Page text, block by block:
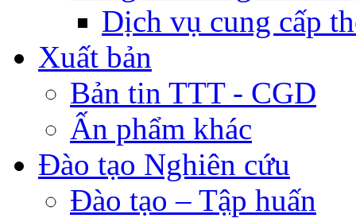
Dịch vụ cung cấp
Xuất bản
Bản tin TTT - CGD
Ấn phẩm khác
Đào tạo Nghiên cứu
Đào tạo – Tập huấn